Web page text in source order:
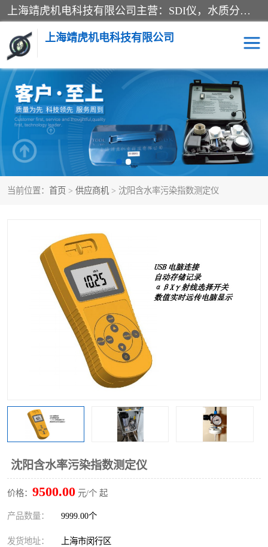
上海靖虎机电科技有限公司主营：SDI仪，水质分析仪，水质检测仪产品；上海靖虎机电科技有限公司在专业制造和研发等方面的强大的平台优势，利用自身在自动化仪表、自控系统及环保监测仪器的专长，以优良的技术，优越的产品质量和良好的服务质量与广大客户真诚合作。
上海靖虎机电科技有限公司
当前位置： 首页 > 供应商机 > 沈阳含水率污染指数测定仪
沈阳含水率污染指数测定仪
价格： 9500.00 元/个 起
产品数量： 9999.00个
发货地址： 上海市闵行区
SDI仪 过滤膜过滤纸
PH电导测试笔 水质分析仪
水质检测仪 电导测试笔
PH电导测试仪